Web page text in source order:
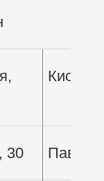
Киоск
30